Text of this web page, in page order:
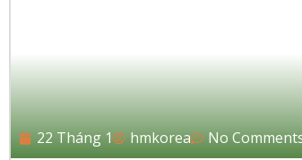
22 Tháng 1 hmkorea No